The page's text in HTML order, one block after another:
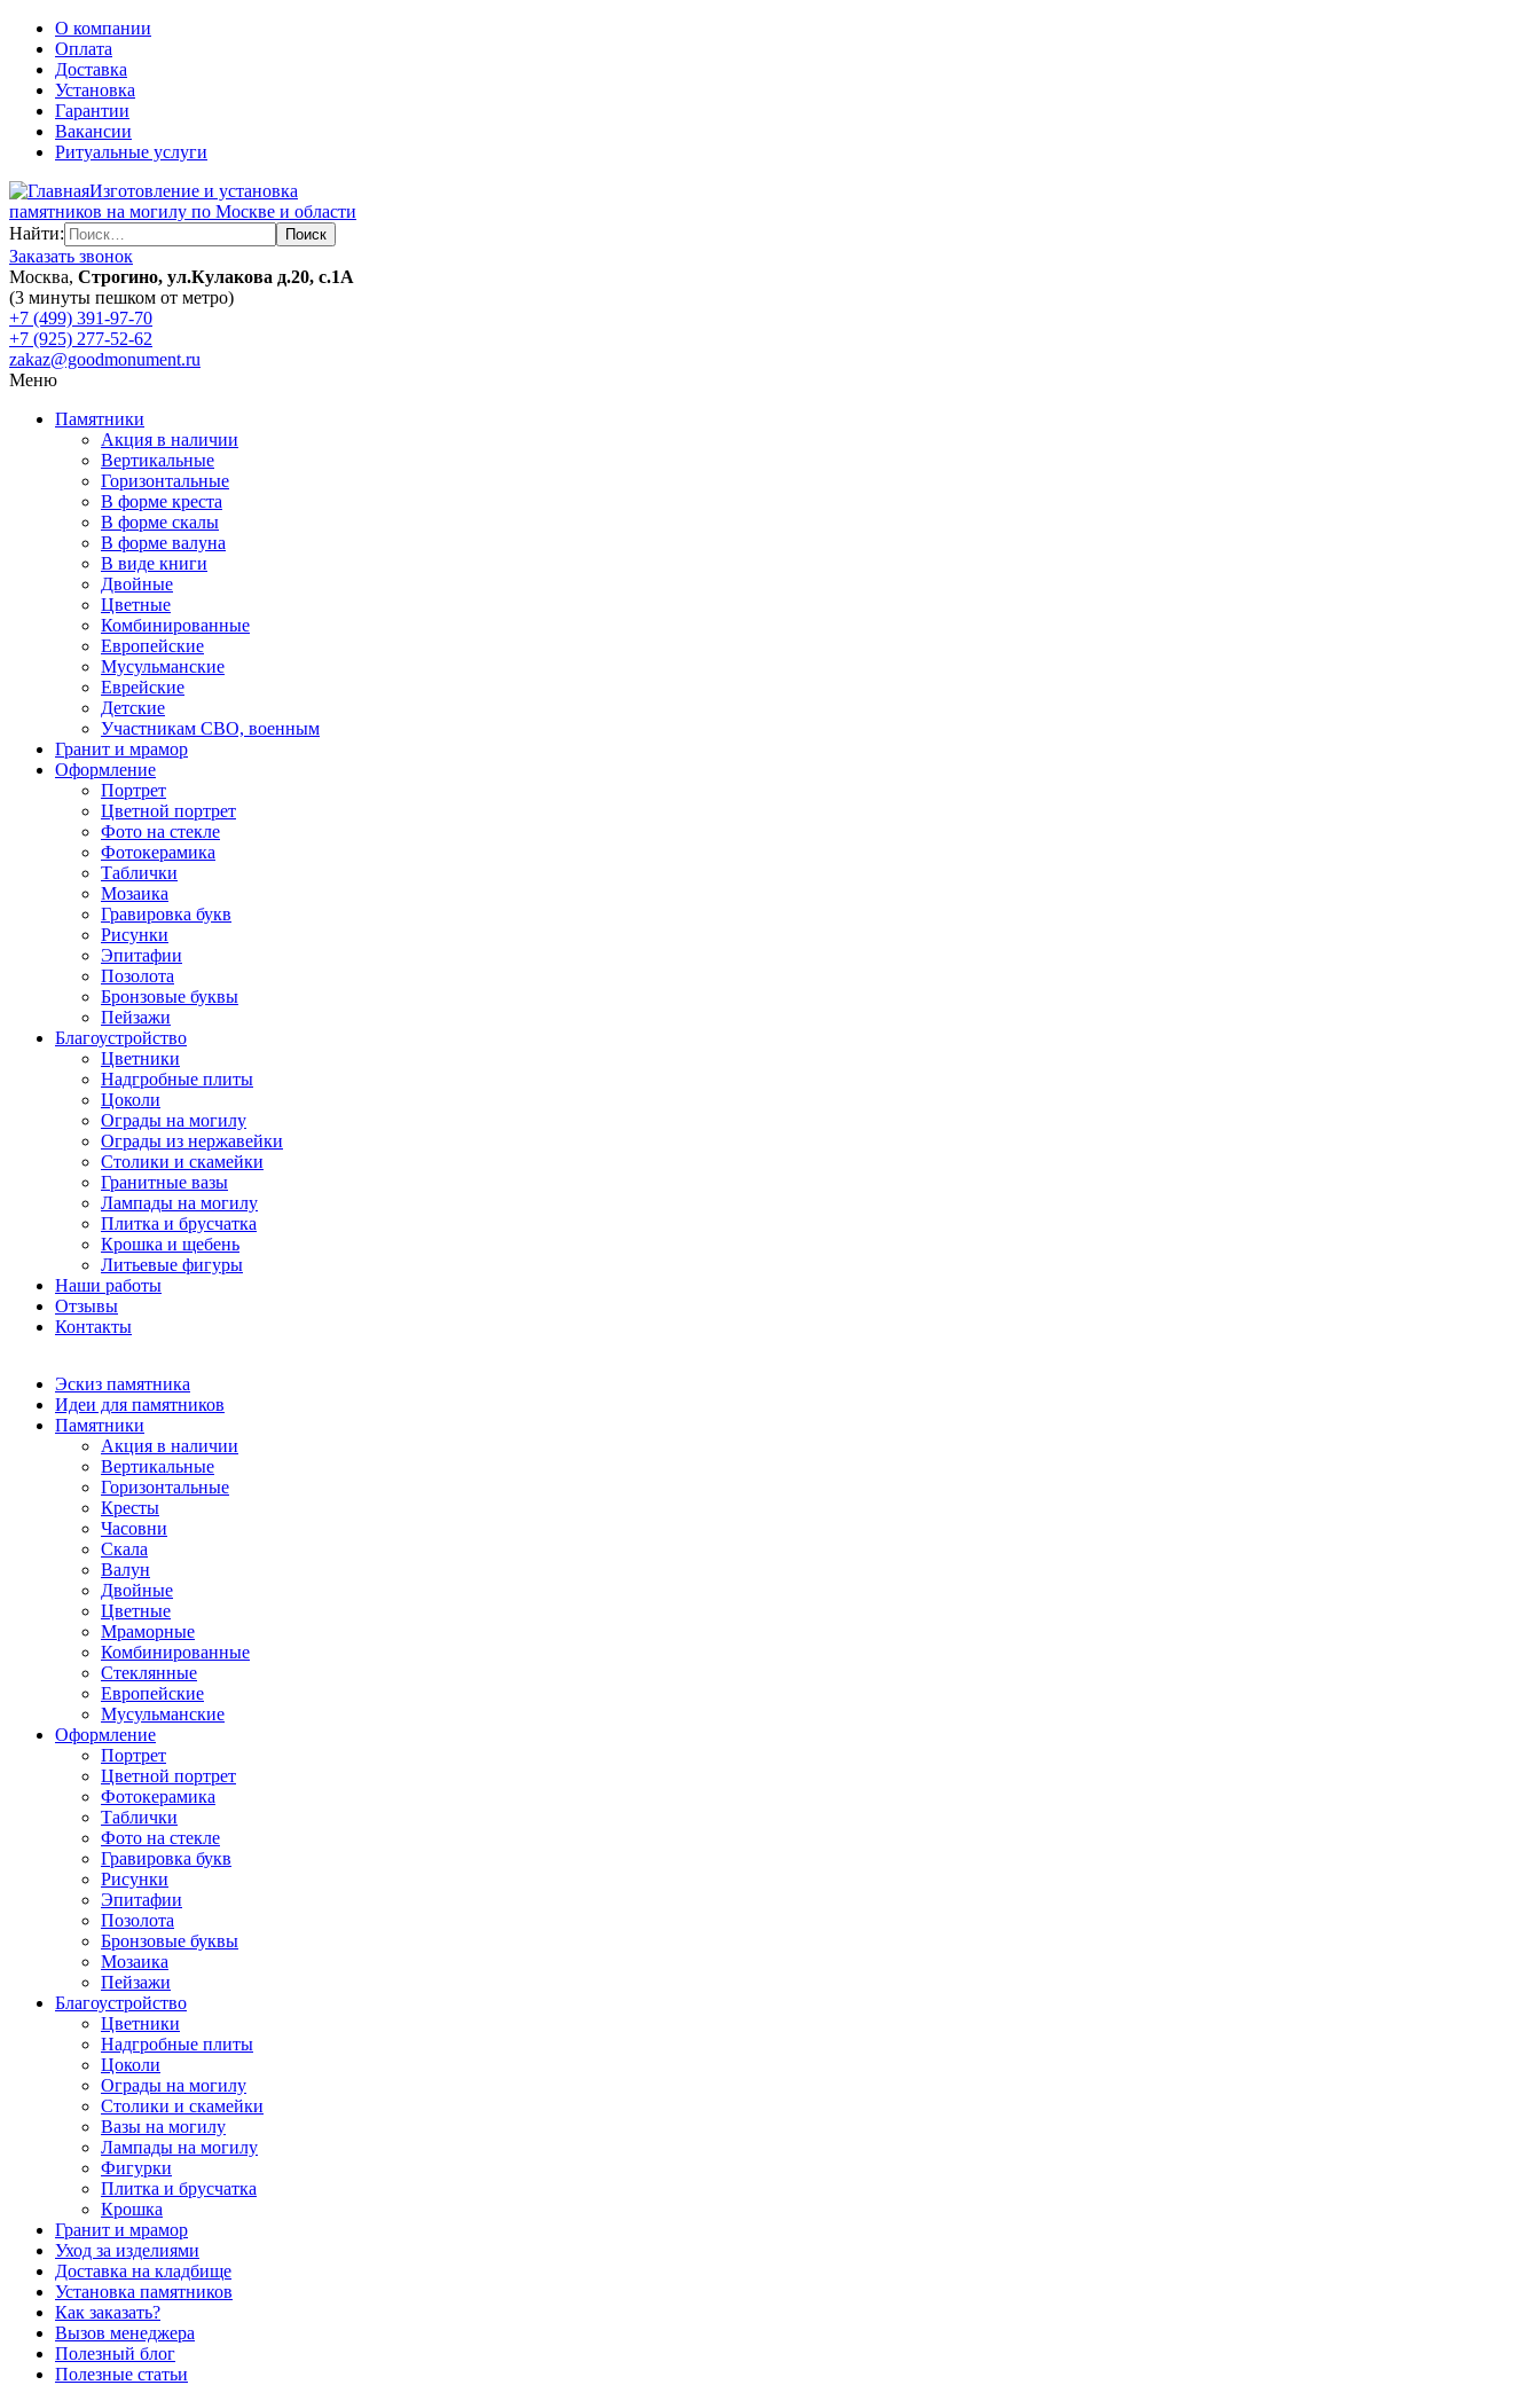
О компании
Оплата
Доставка
Установка
Гарантии
Вакансии
Ритуальные услуги
Изготовление и установка
памятников на могилу по Москве и области
Найти:
Заказать звонок
Москва, Строгино, ул.Кулакова д.20, с.1А
(3 минуты пешком от метро)
+7 (499) 391-97-70
+7 (925) 277-52-62
zakaz@goodmonument.ru
Меню
Памятники
Акция в наличии
Вертикальные
Горизонтальные
В форме креста
В форме скалы
В форме валуна
В виде книги
Двойные
Цветные
Комбинированные
Европейские
Мусульманские
Еврейские
Детские
Участникам СВО, военным
Гранит и мрамор
Оформление
Портрет
Цветной портрет
Фото на стекле
Фотокерамика
Таблички
Мозаика
Гравировка букв
Рисунки
Эпитафии
Позолота
Бронзовые буквы
Пейзажи
Благоустройство
Цветники
Надгробные плиты
Цоколи
Ограды на могилу
Ограды из нержавейки
Столики и скамейки
Гранитные вазы
Лампады на могилу
Плитка и брусчатка
Крошка и щебень
Литьевые фигуры
Наши работы
Отзывы
Контакты
Эскиз памятника
Идеи для памятников
Памятники
Акция в наличии
Вертикальные
Горизонтальные
Кресты
Часовни
Скала
Валун
Двойные
Цветные
Мраморные
Комбинированные
Стеклянные
Европейские
Мусульманские
Оформление
Портрет
Цветной портрет
Фотокерамика
Таблички
Фото на стекле
Гравировка букв
Рисунки
Эпитафии
Позолота
Бронзовые буквы
Мозаика
Пейзажи
Благоустройство
Цветники
Надгробные плиты
Цоколи
Ограды на могилу
Столики и скамейки
Вазы на могилу
Лампады на могилу
Фигурки
Плитка и брусчатка
Крошка
Гранит и мрамор
Уход за изделиями
Доставка на кладбище
Установка памятников
Как заказать?
Вызов менеджера
Полезный блог
Полезные статьи